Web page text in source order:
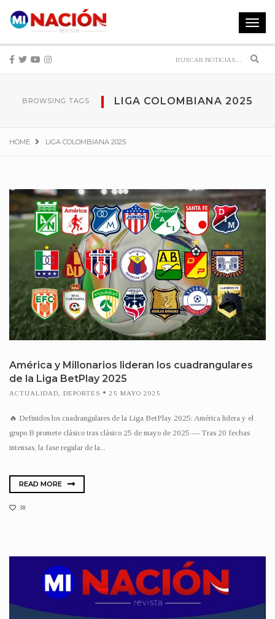
Toggle
BROWSING TAGS LIGA COLOMBIANA 2025
HOME LIGA COLOMBIANA 2025
América y Millonarios lideran los cuadrangulares
de la Liga BetPlay 2025
ACTUALIDAD DEPORTES 25 MAYO 2025
🔥 Definidos los cuadrangulares de la Liga BetPlay 2025: América lidera y el
grupo B promete clásico tras clásico 25 de mayo de 2025 — Tras 20 fechas
intensas, la fase regular de la...
READ MORE
38